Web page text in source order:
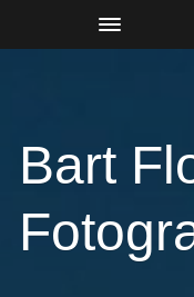
Bart